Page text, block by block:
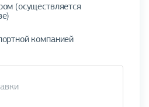
(осуществляется
компанией